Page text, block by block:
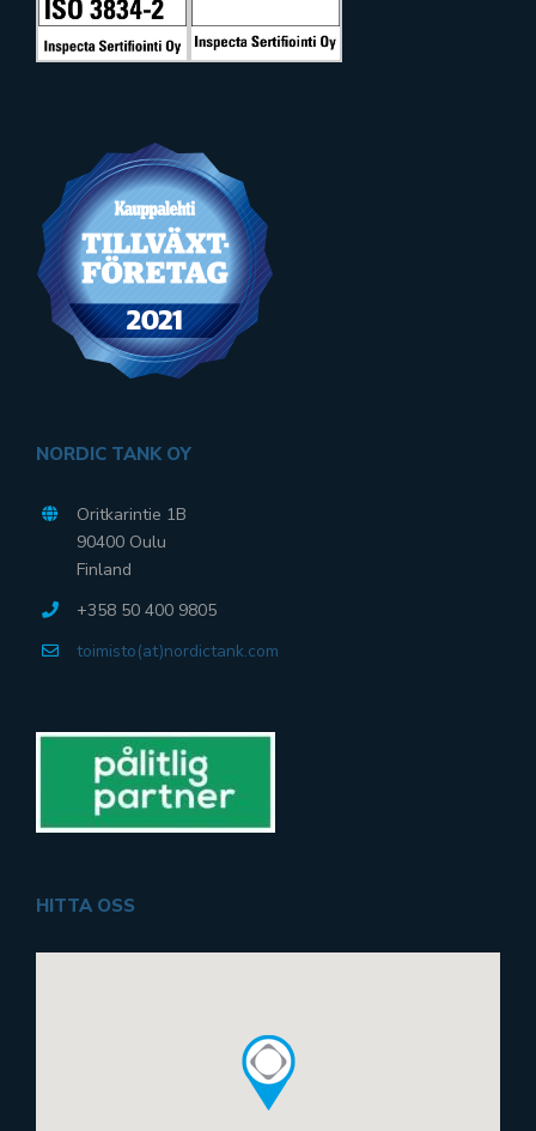
NORDIC TANK OY
Oritkarintie 1B
90400 Oulu
Finland
+358 50 400 9805
toimisto(at)nordictank.com
HITTA OSS